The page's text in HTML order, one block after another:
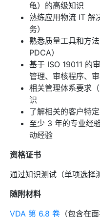
龟）的高级知识
熟练应用物流 IT 解
务）
熟悉质量工具和方
PDCA）
基于 ISO 19011 的
管理、审核程序、审
相关管理体系要求
识
了解相关的客户特
至少 3 年的专业经
动经验
资格证书
通过知识测试（单项选择
随附材料
VDA 第 6.8 卷 （包含在